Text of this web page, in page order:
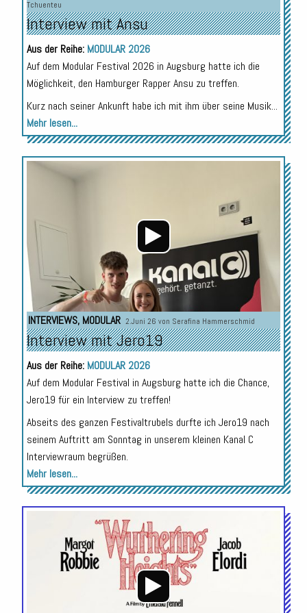
Tchuenteu
Interview mit Ansu
Aus der Reihe: MODULAR 2026
Auf dem Modular Festival 2026 in Augsburg hatte ich die
Möglichkeit, den Hamburger Rapper Ansu zu treffen.
Kurz nach seiner Ankunft habe ich mit ihm über seine Musik...
Mehr lesen...
Audio-
Player
INTERVIEWS, MODULAR 2.Juni 26 von Serafina Hammerschmid
Interview mit Jero19
Aus der Reihe: MODULAR 2026
Auf dem Modular Festival in Augsburg hatte ich die Chance,
Jero19 für ein Interview zu treffen!
Abseits des ganzen Festivaltrubels durfte ich Jero19 nach
seinem Auftritt am Sonntag in unserem kleinen Kanal C
Interviewraum begrüßen.
Mehr lesen...
Audio-
Player